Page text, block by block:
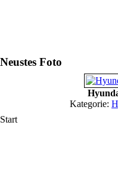
Neustes Foto
Kategorie:
Start